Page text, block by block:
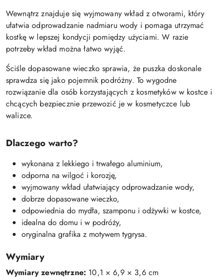
Wewnątrz znajduje się wyjmowany wkład z otworami, który
ułatwia odprowadzanie nadmiaru wody i pomaga utrzymać
kostkę w lepszej kondycji pomiędzy użyciami. W razie
potrzeby wkład można łatwo wyjąć.
Ściśle dopasowane wieczko sprawia, że puszka doskonale
sprawdza się jako pojemnik podróżny. To wygodne
rozwiązanie dla osób korzystających z kosmetyków w kostce i
chcących bezpiecznie przewozić je w kosmetyczce lub
walizce.
Dlaczego warto?
wykonana z lekkiego i trwałego aluminium,
odporna na wilgoć i korozję,
wyjmowany wkład ułatwiający odprowadzanie wody,
dobrze dopasowane wieczko,
odpowiednia do mydła, szamponu i odżywki w kostce,
idealna do domu i w podróży,
oryginalna grafika z motywem tygrysa.
Wymiary
Wymiary zewnętrzne: 10,1 × 6,9 × 3,6 cm